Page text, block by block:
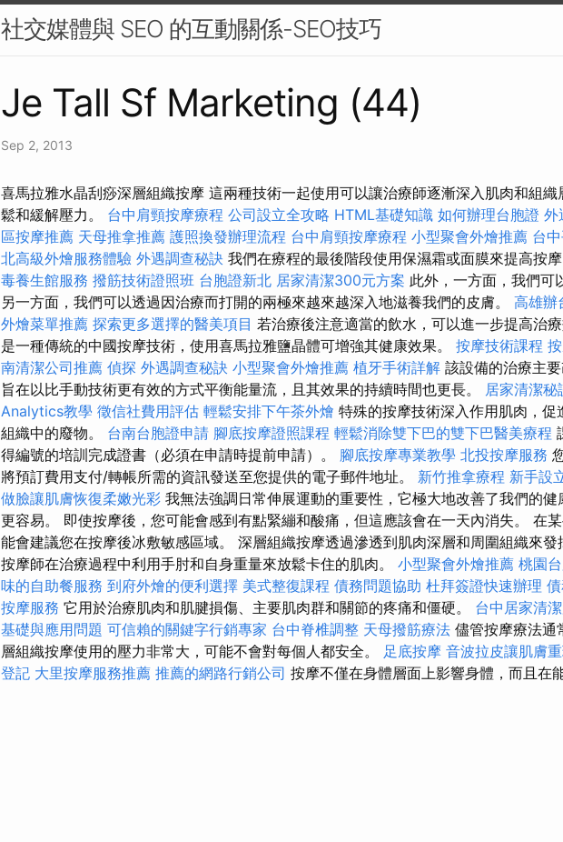
社交媒體與 SEO 的互動關係-SEO技巧
Je Tall Sf Marketing (44)
Sep 2, 2013
喜馬拉雅水晶刮痧深層組織按摩 這兩種技術一起使用可以讓治療師逐漸深入肌肉和組織
鬆和緩解壓力。 台中肩頸按摩療程 公司設立全攻略 HTML基礎知識 如何辦理台胞證 外
區按摩推薦 天母推拿推薦 護照換發辦理流程 台中肩頸按摩療程 小型聚會外燴推薦 台
北高級外燴服務體驗 外遇調查秘訣 我們在療程的最後階段使用保濕霜或面膜來提高按摩
毒養生館服務 撥筋技術證照班 台胞證新北 居家清潔300元方案 此外，一方面，我們可
另一方面，我們可以透過因治療而打開的兩極來越來越深入地滋養我們的皮膚。 高雄辦
外燴菜單推薦 探索更多選擇的醫美項目 若治療後注意適當的飲水，可以進一步提高治
是一種傳統的中國按摩技術，使用喜馬拉雅鹽晶體可增強其健康效果。 按摩技術課程
南清潔公司推薦 偵探 外遇調查秘訣 小型聚會外燴推薦 植牙手術詳解 該設備的治療主要
旨在以比手動技術更有效的方式平衡能量流，且其效果的持續時間也更長。 居家清潔秘
Analytics教學 徵信社費用評估 輕鬆安排下午茶外燴 特殊的按摩技術深入作用肌肉，促
組織中的廢物。 台南台胞證申請 腳底按摩證照課程 輕鬆消除雙下巴的雙下巴醫美療程
得編號的培訓完成證書（必須在申請時提前申請）。 腳底按摩專業教學 北投按摩服務
將預訂費用支付/轉帳所需的資訊發送至您提供的電子郵件地址。 新竹推拿療程 新手設
做臉讓肌膚恢復柔嫩光彩 我無法強調日常伸展運動的重要性，它極大地改善了我們的健
更容易。 即使按摩後，您可能會感到有點緊繃和酸痛，但這應該會在一天內消失。 在
能會建議您在按摩後冰敷敏感區域。 深層組織按摩透過滲透到肌肉深層和周圍組織來發
按摩師在治療過程中利用手肘和自身重量來放鬆卡住的肌肉。 小型聚會外燴推薦 桃園
味的自助餐服務 到府外燴的便利選擇 美式整復課程 債務問題協助 杜拜簽證快速辦理
按摩服務 它用於治療肌肉和肌腱損傷、主要肌肉群和關節的疼痛和僵硬。 台中居家清
基礎與應用問題 可信賴的關鍵字行銷專家 台中脊椎調整 天母撥筋療法 儘管按摩療法通
層組織按摩使用的壓力非常大，可能不會對每個人都安全。 足底按摩 音波拉皮讓肌膚
登記 大里按摩服務推薦 推薦的網路行銷公司 按摩不僅在身體層面上影響身體，而且在